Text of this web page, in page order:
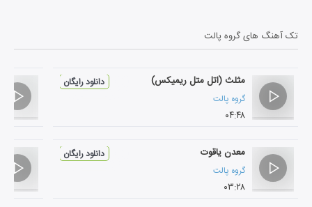
که برایت گفتم.»
کلارینت، آکاردئون، گیتار و ویلن سل را شامل می‌شود. پالت اثر خود را با
مشارکت اعضای خود با شش سلیقهٔ متفاوت می‌آفریند که این باعث تنوع آن
می‌گردد.
گروه پالت خود را اینگونه توصیف می کند: «پالت صدای جایگزین نسل کنونی
ایران است. ترکیبی از شعر معاصر و کلاسیک فارسی؛ گفتگوی بین مسائل
اجتماعی امروز و میراث فرهنگی آنها. همه این عناصر در کنار هم، دنیای
تک آهنگ هایگروه پالت
مثلث (اتل متل ریمیکس)
گروه پالت
۰۴:۴۸
دانلود رایگان
معدن یاقوت
گروه پالت
۰۳:۲۸
دانلود رایگان